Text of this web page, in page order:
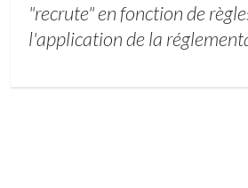
"recrute" en fonction de
l'application de la